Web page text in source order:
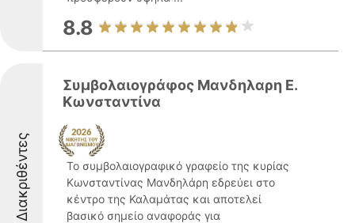
8.8
Διακριθέντες
Συμβολαιογράφος Μανδηλαρη Ε.
Κωνσταντίνα
Το συμβολαιογραφικό γραφείο της κυρίας
Κωνσταντίνας Μανδηλάρη εδρεύει στο
κέντρο της Καλαμάτας και αποτελεί
βασικό σημείο αναφοράς για